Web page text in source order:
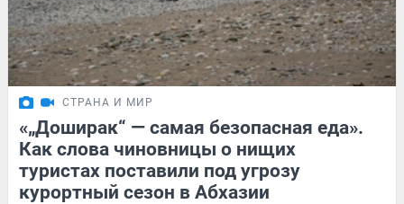
СТРАНА И МИР
«„Доширак“ — самая безопасная еда».
Как слова чиновницы о нищих
туристах поставили под угрозу
курортный сезон в Абхазии